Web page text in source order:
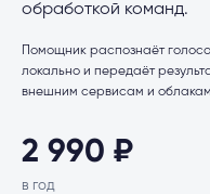
обработкой команд.
Помощник распознаёт
локально и передаёт
внешним сервисам и
2 990 ₽
в год